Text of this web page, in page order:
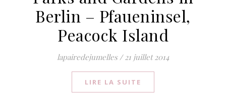
Berlin – Pfaueninsel,
Peacock Island
lapairedejumelles / 21 juillet 2014
LIRE LA SUITE